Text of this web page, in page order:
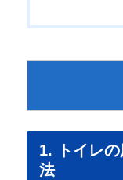
1. トイレ
法